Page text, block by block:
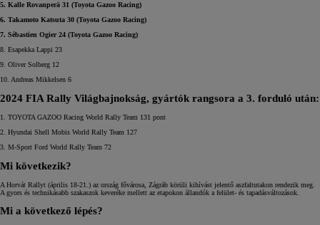
5. Kalle Rovanperä 31 (Toyota Gazoo Racing)
6. Takamoto Katsuta 30 (Toyota Gazoo Racing)
7. Sébastien Ogier 24 (Toyota Gazoo Racing)
8. Esapekka Lappi 23
9. Oliver Solberg 12
10. Andreas Mikkelsen 6
2024 FIA Rally Világbajnokság, gyártók rangsora a 3. forduló után:
1. TOYOTA GAZOO Racing World Rally Team 131 pont
2. Hyundai Shell Mobis World Rally Team 127
3. M-Sport Ford World Rally Team 72
Mi következik?
A Horvát Rallyt (április 18-21.) az ország fővárosa, Zágráb körüli kihívást jelentő aszfaltutakon rendezik meg.
A gyors és technikásabb szakaszok keveréke mellett az etapokon állandók a felület- és tapadásváltozások.
Mi a következő lépés?